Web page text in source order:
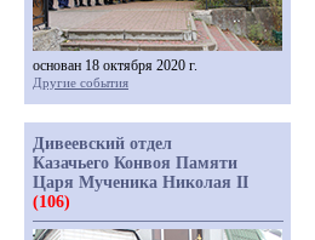
основан 18 октября 2020 г.
Другие события
Дивеевский отдел
Казачьего Конвоя Памяти
Царя Мученика Николая II
(106)